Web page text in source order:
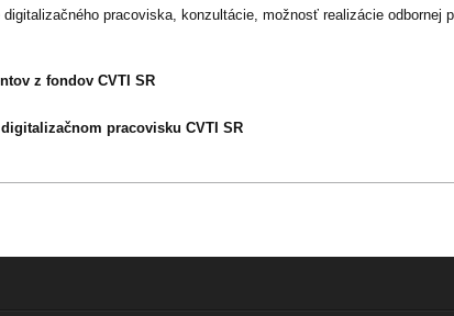
pracoviska, konzultácie, možnosť realizácie odbornej
z fondov CVTI SR
pracovisku CVTI SR